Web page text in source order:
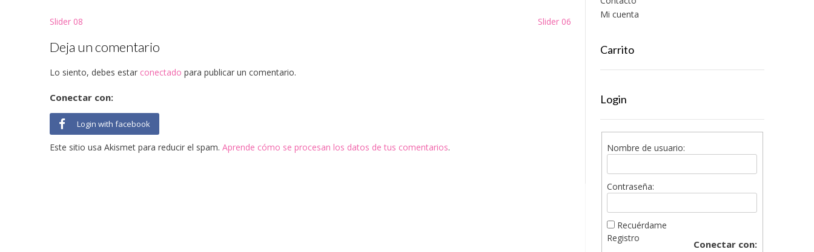
nueva)
Navegación
de
entradas
Slider 08 Slider 06
Deja un comentario
Lo siento, debes estar conectado para publicar un comentario.
Conectar con:
Login with facebook
Este sitio usa Akismet para reducir el spam. Aprende cómo se procesan los datos de tus comentarios.
Mi cuenta
Carrito
Login
Nombre de usuario:
Contraseña:
Recuérdame
Conectar con:
Registro